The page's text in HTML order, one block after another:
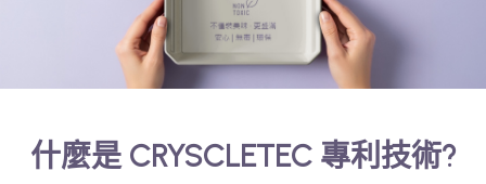
什麼是 CRYSCLETEC 專利技術?